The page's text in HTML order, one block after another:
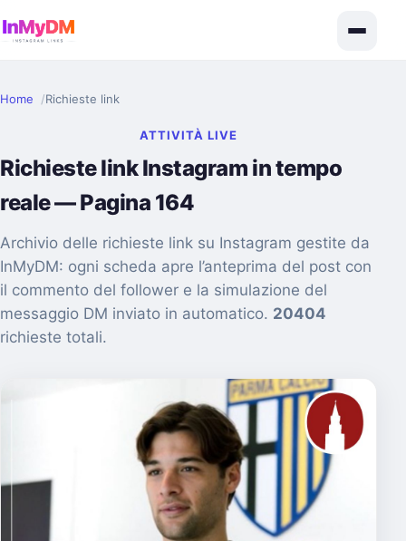
Home Richieste link
ATTIVITÀ LIVE
Richieste link Instagram in tempo
reale — Pagina 164
Archivio delle richieste link su Instagram gestite da
InMyDM: ogni scheda apre l’anteprima del post con
il commento del follower e la simulazione del
messaggio DM inviato in automatico. 20404
richieste totali.